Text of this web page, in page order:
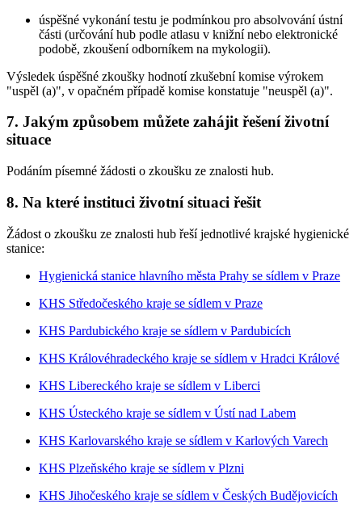
úspěšné vykonání testu je podmínkou pro absolvování ústní
části (určování hub podle atlasu v knižní nebo elektronické
podobě, zkoušení odborníkem na mykologii).
Výsledek úspěšné zkoušky hodnotí zkušební komise výrokem
"uspěl (a)", v opačném případě komise konstatuje "neuspěl (a)".
7. Jakým způsobem můžete zahájit řešení životní
situace
Podáním písemné žádosti o zkoušku ze znalosti hub.
8. Na které instituci životní situaci řešit
Žádost o zkoušku ze znalosti hub řeší jednotlivé krajské hygienické
stanice:
Hygienická stanice hlavního města Prahy se sídlem v Praze
KHS Středočeského kraje se sídlem v Praze
KHS Pardubického kraje se sídlem v Pardubicích
KHS Královéhradeckého kraje se sídlem v Hradci Králové
KHS Libereckého kraje se sídlem v Liberci
KHS Ústeckého kraje se sídlem v Ústí nad Labem
KHS Karlovarského kraje se sídlem v Karlových Varech
KHS Plzeňského kraje se sídlem v Plzni
KHS Jihočeského kraje se sídlem v Českých Budějovicích